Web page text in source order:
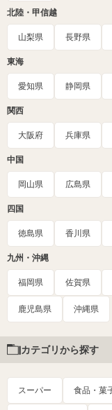
北陸・甲信越
山梨県 長野県
東海
愛知県 静岡県
関西
大阪府 兵庫県
中国
岡山県 広島県
四国
徳島県 香川県
九州・沖縄
福岡県 佐賀県
鹿児島県 沖縄県
カテゴリから探す
スーパー 食品・菓